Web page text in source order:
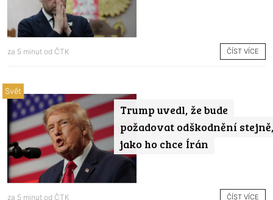
za 5 minut od ČTK ČÍST VÍCE
Trump uvedl, že bude
požadovat odškodnění stejně,
jako ho chce Írán
Svět
za 5 minut od ČTK ČÍST VÍCE